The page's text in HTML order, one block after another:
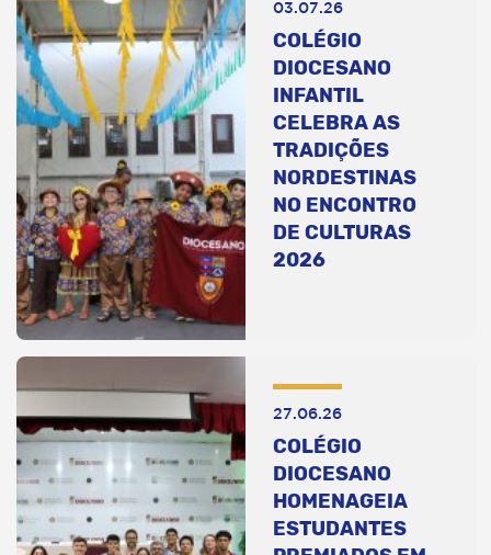
03.07.26
COLÉGIO
DIOCESANO
INFANTIL
CELEBRA AS
TRADIÇÕES
NORDESTINAS
NO ENCONTRO
DE CULTURAS
2026
27.06.26
COLÉGIO
DIOCESANO
HOMENAGEIA
ESTUDANTES